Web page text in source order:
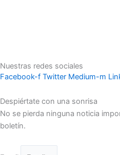
Nuestras redes sociales
Facebook-f Twitter Medium-m
Despiértate con una sonrisa
No se pierda ninguna noticia
boletín.